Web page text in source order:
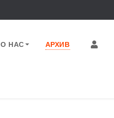
О НАС АРХИВ